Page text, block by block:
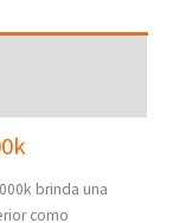
brinda una
como